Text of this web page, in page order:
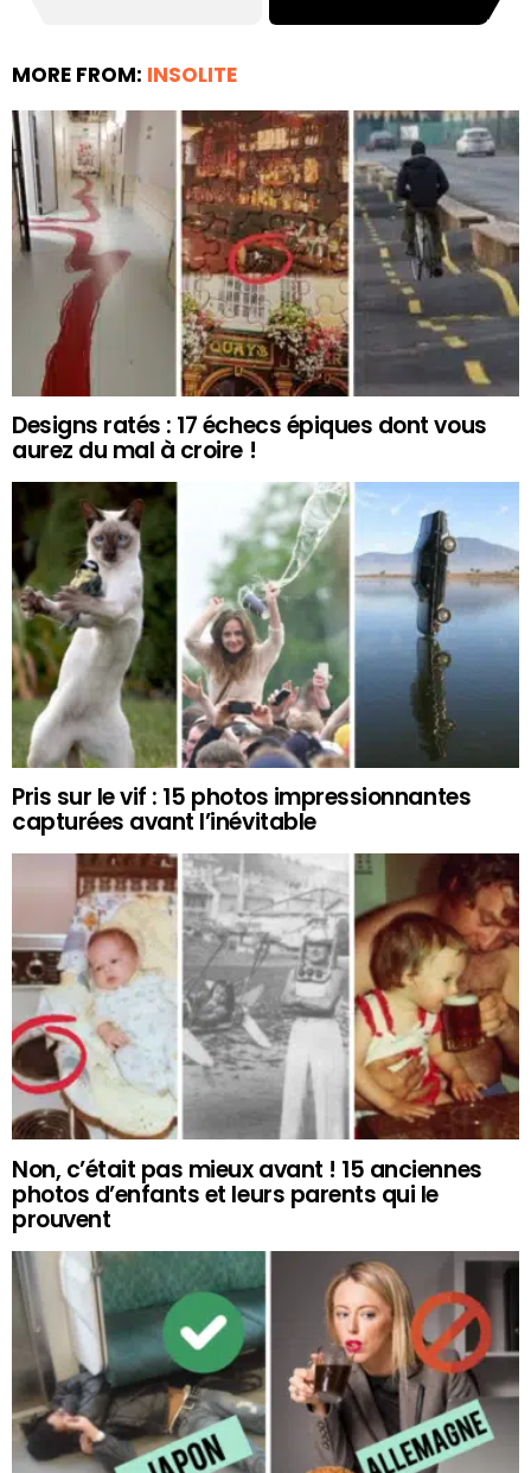
MORE FROM: INSOLITE
Designs ratés : 17 échecs épiques dont vous
aurez du mal à croire !
Pris sur le vif : 15 photos impressionnantes
capturées avant l’inévitable
Non, c’était pas mieux avant ! 15 anciennes
photos d’enfants et leurs parents qui le
prouvent